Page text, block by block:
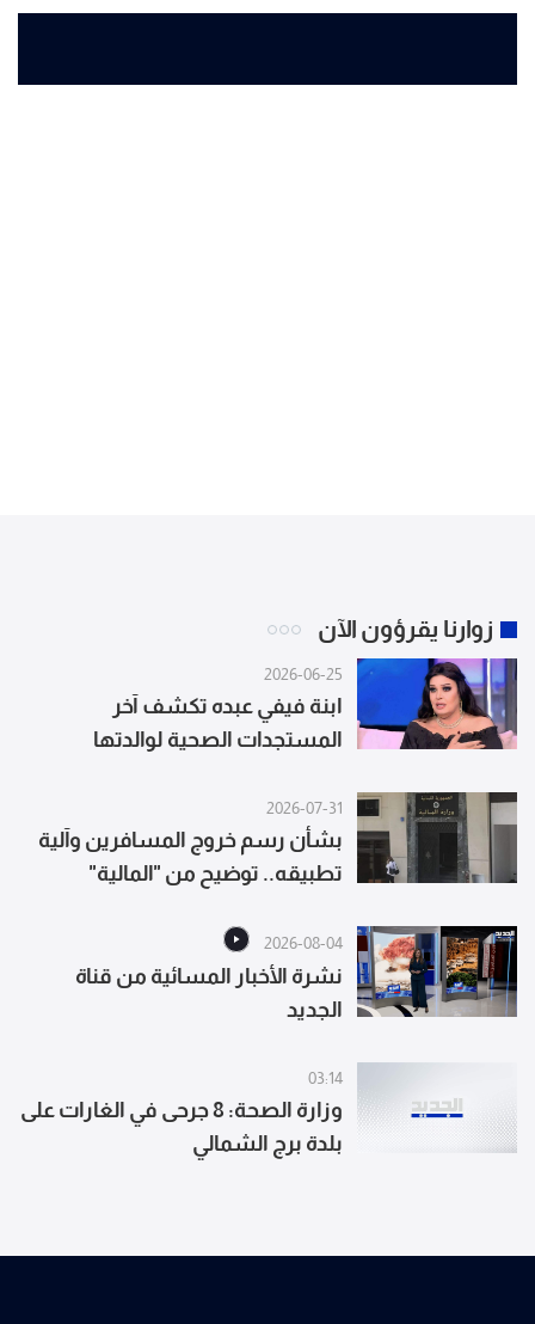
زوارنا يقرؤون الآن
2026-06-25
ابنة فيفي عبده تكشف آخر
المستجدات الصحية لوالدتها
2026-07-31
بشأن رسم خروج المسافرين وآلية
تطبيقه.. توضيح من "المالية"
2026-08-04
نشرة الأخبار المسائية من قناة
الجديد
03:14
وزارة الصحة: 8 جرحى في الغارات على
بلدة برج الشمالي